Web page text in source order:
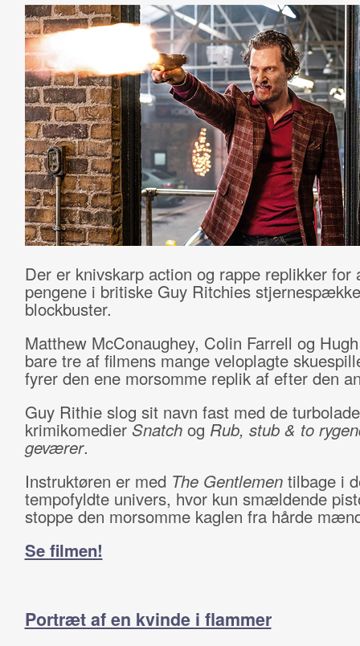
Der er knivskarp action og rappe replikker for
pengene i britiske Guy Ritchies
blockbuster.
Matthew McConaughey, Colin Farrell og
bare tre af filmens mange veloplagte
fyrer den ene morsomme replik af efter den
Guy Rithie slog sit navn fast med de
krimikomedierSnatchog Rub, stub & to
geværer.
Instruktøren er med The Gentlementilbage i
tempofyldte univers, hvor kun smældende
stoppe den morsomme kaglen fra hårde
Se filmen!
Portræt af en kvinde i flammer